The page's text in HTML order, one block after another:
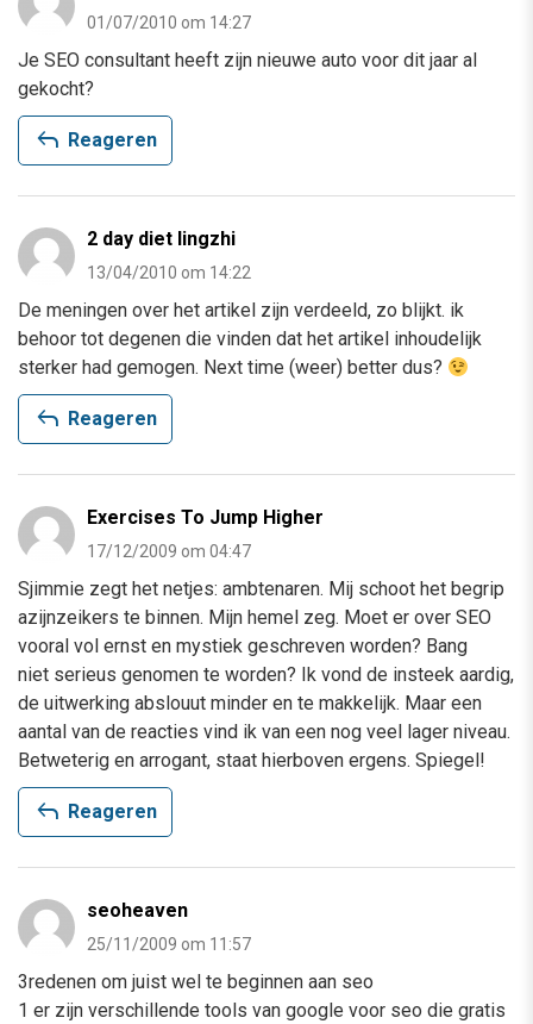
01/07/2010 om 14:27
Je SEO consultant heeft zijn nieuwe auto voor dit jaar al
gekocht?
reply Reageren
2 day diet lingzhi
13/04/2010 om 14:22
De meningen over het artikel zijn verdeeld, zo blijkt. ik
behoor tot degenen die vinden dat het artikel inhoudelijk
sterker had gemogen. Next time (weer) better dus?
reply Reageren
Exercises To Jump Higher
17/12/2009 om 04:47
Sjimmie zegt het netjes: ambtenaren. Mij schoot het begrip
azijnzeikers te binnen. Mijn hemel zeg. Moet er over SEO
vooral vol ernst en mystiek geschreven worden? Bang
niet serieus genomen te worden? Ik vond de insteek aardig,
de uitwerking abslouut minder en te makkelijk. Maar een
aantal van de reacties vind ik van een nog veel lager niveau.
Betweterig en arrogant, staat hierboven ergens. Spiegel!
reply Reageren
seoheaven
25/11/2009 om 11:57
3redenen om juist wel te beginnen aan seo
1 er zijn verschillende tools van google voor seo die gratis